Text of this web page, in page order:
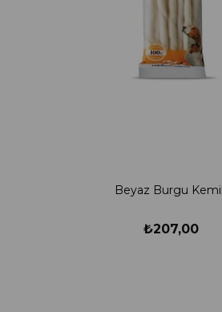
Beyaz Burgu
₺207,00